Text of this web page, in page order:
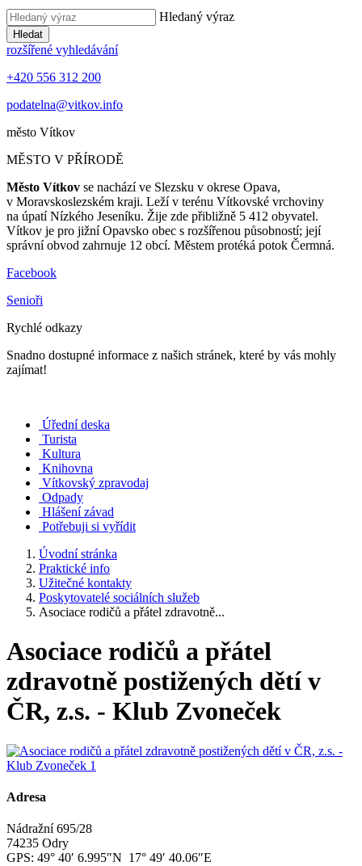
Hledaný výraz
Hledat
rozšířené vyhledávání
+420 556 312 200
podatelna@vitkov.info
město Vítkov
MĚSTO V PŘÍRODĚ
Město Vítkov se nachází ve Slezsku v okrese Opava,
v Moravskoslezském kraji. Leží v terénu Vítkovské vrchoviny
na úpatí Nízkého Jeseníku. Žije zde přibližně 5 412 obyvatel.
Vítkov je pro jižní Opavsko obec s rozšířenou působností; její
správní obvod zahrnuje 12 obcí. Městem protéká potok Čermná.
Facebook
Senioři
Rychlé odkazy
Snadno dostupné informace z našich stránek, které by vás mohly
zajímat!
Úřední deska
Turista
Kultura
Knihovna
Vítkovský zpravodaj
Odpady
Hlášení závad
Potřebuji si vyřídit
Úvodní stránka
Praktické info
Užitečné kontakty
Poskytovatelé sociálních služeb
Asociace rodičů a přátel zdravotně...
Asociace rodičů a přátel
zdravotně postižených dětí v
ČR, z.s. - Klub Zvoneček
Adresa
Nádražní 695/28
74235 Odry
GPS: 49° 40′ 6.995″N 17° 49′ 40.06″E